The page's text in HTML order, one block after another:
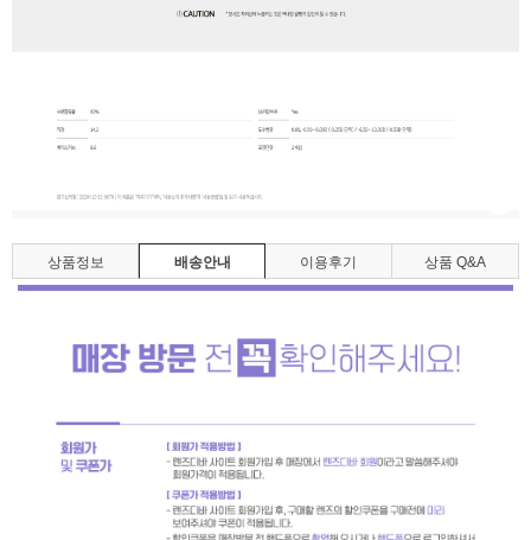
상품정보 배송안내 이용후기 상품 Q&A